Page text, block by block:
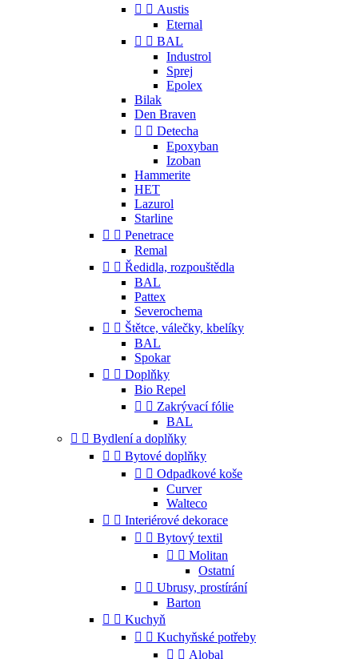
  Austis
Eternal
  BAL
Industrol
Sprej
Epolex
Bilak
Den Braven
  Detecha
Epoxyban
Izoban
Hammerite
HET
Lazurol
Starline
  Penetrace
Remal
  Ředidla, rozpouštědla
BAL
Pattex
Severochema
  Štětce, válečky, kbelíky
BAL
Spokar
  Doplňky
Bio Repel
  Zakrývací fólie
BAL
  Bydlení a doplňky
  Bytové doplňky
  Odpadkové koše
Curver
Walteco
  Interiérové dekorace
  Bytový textil
  Molitan
Ostatní
  Ubrusy, prostírání
Barton
  Kuchyň
  Kuchyňské potřeby
  Alobal